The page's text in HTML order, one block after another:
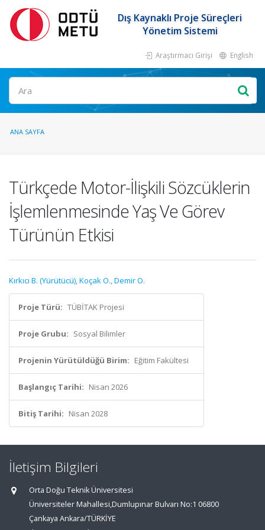
Dış Kaynaklı Proje Süreçleri
Yönetim Sistemi
Araştırmacı Girişi English
ANA SAYFA
Türkçede Motor-İlişkili Sözcüklerin
İşlemlenmesinde Yaş Ve Görev
Türünün Etkisi
Kırkıcı B. (Yürütücü),Koçak O.,Demir O.
Proje Türü: TÜBİTAK Projesi
Proje Grubu: Sosyal Bilimler
Projenin Yürütüldüğü Birim: Eğitim Fakültesi
Başlangıç Tarihi: Nisan 2026
Bitiş Tarihi: Nisan 2028
İletişim Bilgileri
Orta Doğu Teknik Üniversitesi
Üniversiteler Mahallesi,Dumlupınar Bulvarı No:1 06800
Çankaya Ankara/TÜRKİYE